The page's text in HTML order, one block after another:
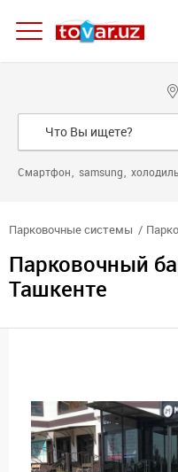
Смартфон samsung
Парковочные системы
Парковочный
Ташкенте